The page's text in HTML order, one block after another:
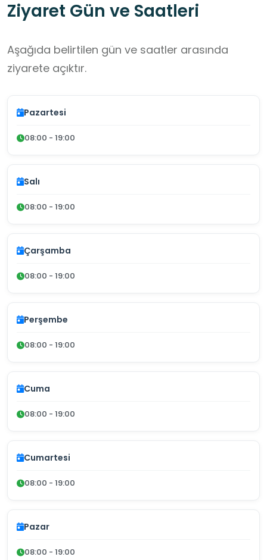
Ziyaret Gün ve Saatleri
Aşağıda belirtilen gün ve saatler arasında
ziyarete açıktır.
Pazartesi
08:00 - 19:00
Salı
08:00 - 19:00
Çarşamba
08:00 - 19:00
Perşembe
08:00 - 19:00
Cuma
08:00 - 19:00
Cumartesi
08:00 - 19:00
Pazar
08:00 - 19:00